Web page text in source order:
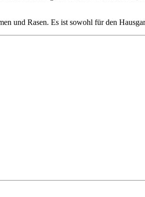
und Rasen. Es ist sowohl für den